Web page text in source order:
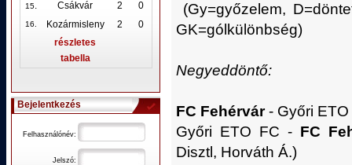
15. Csákvár 2 0
16. Kozármisleny 2
0
részletes
tabella
Bejelentkezés
Felhasználónév:
Jelszó:
(Gy=győzelem,
GK=gólkülönbség)
Negyeddöntő:
FC Fehérvár- Győri
Győri ETO FC -FC
Disztl, Horváth Á.)